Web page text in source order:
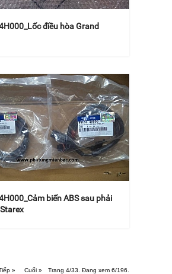
điều hòa Grand
biến ABS sau phải
» Cuối » Trang 4/33. Đang xem 6/196.